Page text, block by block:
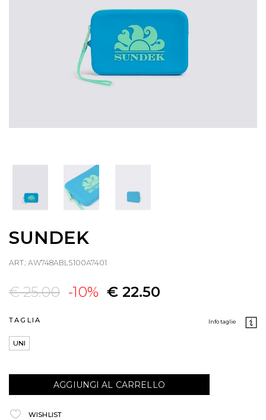
SUNDEK
ART.: AW748ABLS100A7401
€ 25.00 -10% € 22.50
TAGLIA info taglie
UNI
AGGIUNGI AL CARRELLO
WISHLIST